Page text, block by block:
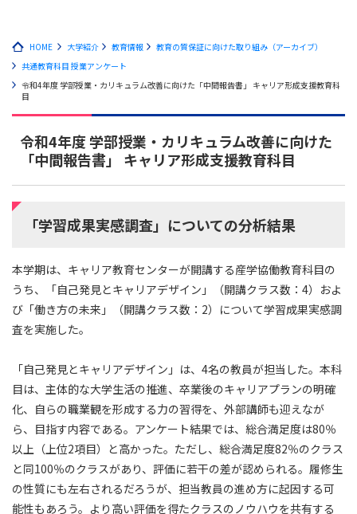
HOME 大学紹介 教育情報
教育の質保証に向けた取り組み（アーカイブ）
共通教育科目 授業アンケート
令和4年度 学部授業・カリキュラム改善に向けた「中間報告書」 キャリア形成支援教育科
目
令和4年度 学部授業・カリキュラム改善に向けた
「中間報告書」 キャリア形成支援教育科目
「学習成果実感調査」についての分析結果
本学期は、キャリア教育センターが開講する産学協働教育科目の
うち、「自己発見とキャリアデザイン」（開講クラス数：4）およ
び「働き方の未来」（開講クラス数：2）について学習成果実感調
査を実施した。
「自己発見とキャリアデザイン」は、4名の教員が担当した。本科
目は、主体的な大学生活の推進、卒業後のキャリアプランの明確
化、自らの職業観を形成する力の習得を、外部講師も迎えなが
ら、目指す内容である。アンケート結果では、総合満足度は80％
以上（上位2項目）と高かった。ただし、総合満足度82％のクラス
と同100％のクラスがあり、評価に若干の差が認められる。履修生
の性質にも左右されるだろうが、担当教員の進め方に起因する可
能性もあろう。より高い評価を得たクラスのノウハウを共有する